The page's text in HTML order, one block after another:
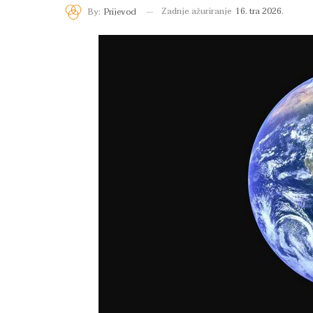
By: Prijevod Zadnje ažuriranje 16. tra 2026.